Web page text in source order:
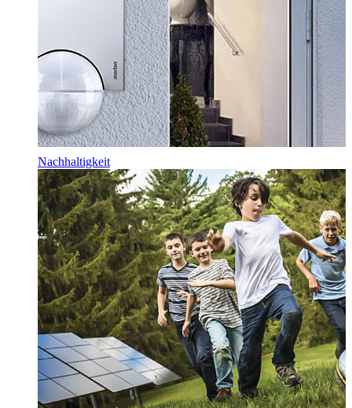
Nachhaltigkeit